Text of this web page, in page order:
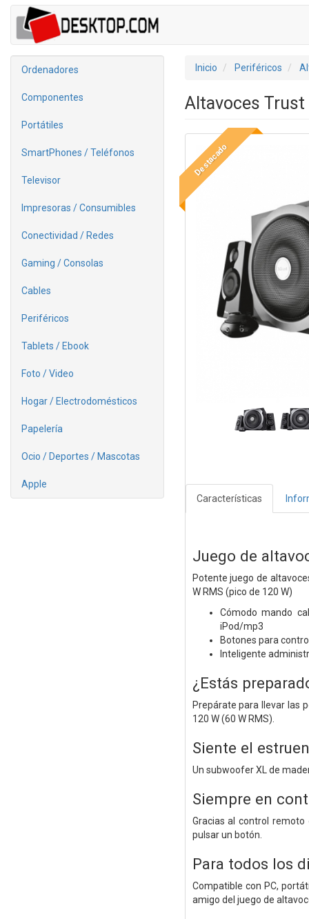
Ordenadores
Componentes
Portátiles
SmartPhones / Teléfonos
Televisor
Impresoras / Consumibles
Conectividad / Redes
Gaming / Consolas
Cables
Periféricos
Tablets / Ebook
Foto / Video
Hogar / Electrodomésticos
Papelería
Ocio / Deportes / Mascotas
Apple
Inicio Periféricos
Altavoces
Destacado
Características
Juego de
Potente juego de
W RMS (pico de 120 W)
Cómodo mando
iPod/mp3
Botones para
Inteligente
¿Estás
Prepárate para llevar las
120 W (60 W RMS).
Siente el
Un subwoofer XL de
Siempre en
Gracias al control
pulsar un botón.
Para todos los
Compatible con PC,
amigo del juego de